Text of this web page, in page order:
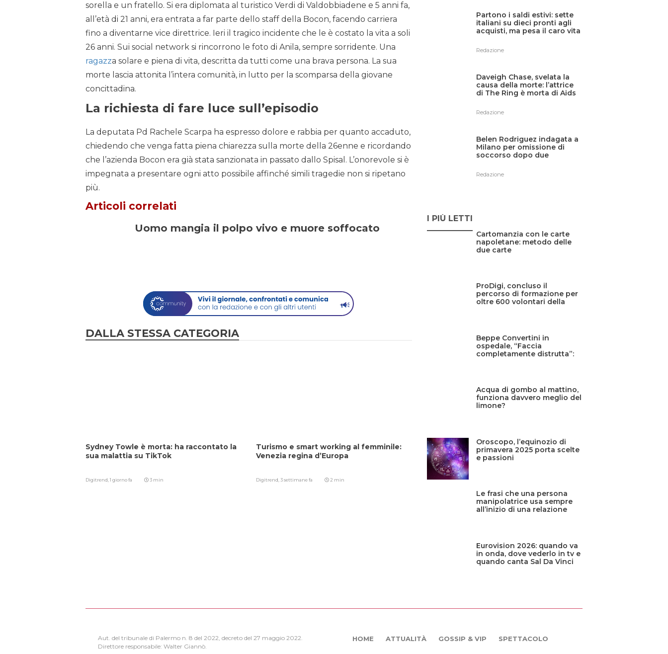
sorella e un fratello. Si era diplomata al turistico Verdi di Valdobbiadene e 5 anni fa,
all’età di 21 anni, era entrata a far parte dello staff della Bocon, facendo carriera
fino a diventarne vice direttrice. Ieri il tragico incidente che le è costato la vita a soli
26 anni. Sui social network si rincorrono le foto di Anila, sempre sorridente. Una
ragazza solare e piena di vita, descritta da tutti come una brava persona. La sua
morte lascia attonita l’intera comunità, in lutto per la scomparsa della giovane
concittadina.
La richiesta di fare luce sull’episodio
La deputata Pd Rachele Scarpa ha espresso dolore e rabbia per quanto accaduto,
chiedendo che venga fatta piena chiarezza sulla morte della 26enne e ricordando
che l’azienda Bocon era già stata sanzionata in passato dallo Spisal. L’onorevole si è
impegnata a presentare ogni atto possibile affinché simili tragedie non si ripetano
più.
Articoli correlati
Uomo mangia il polpo vivo e muore soffocato
DALLA STESSA CATEGORIA
Sydney Towle è morta: ha raccontato la
sua malattia su TikTok
Digitrend,1 giorno fa 3 min
Turismo e smart working al femminile:
Venezia regina d’Europa
Digitrend,3 settimane fa 2 min
Partono i saldi estivi: sette
italiani su dieci pronti agli
acquisti, ma pesa il caro vita
Redazione
Daveigh Chase, svelata la
causa della morte: l’attrice
di The Ring è morta di Aids
Redazione
Belen Rodriguez indagata a
Milano per omissione di
soccorso dopo due
Redazione
I PIÙ LETTI
Cartomanzia con le carte
napoletane: metodo delle
due carte
ProDigi, concluso il
percorso di formazione per
oltre 600 volontari della
Beppe Convertini in
ospedale, “Faccia
completamente distrutta”:
Acqua di gombo al mattino,
funziona davvero meglio del
limone?
Oroscopo, l’equinozio di
primavera 2025 porta scelte
e passioni
Le frasi che una persona
manipolatrice usa sempre
all’inizio di una relazione
Eurovision 2026: quando va
in onda, dove vederlo in tv e
quando canta Sal Da Vinci
Aut. del tribunale di Palermo n. 8 del 2022, decreto del 27 maggio 2022.
Direttore responsabile: Walter Giannò.
HOME ATTUALITÀ GOSSIP & VIP SPETTACOLO